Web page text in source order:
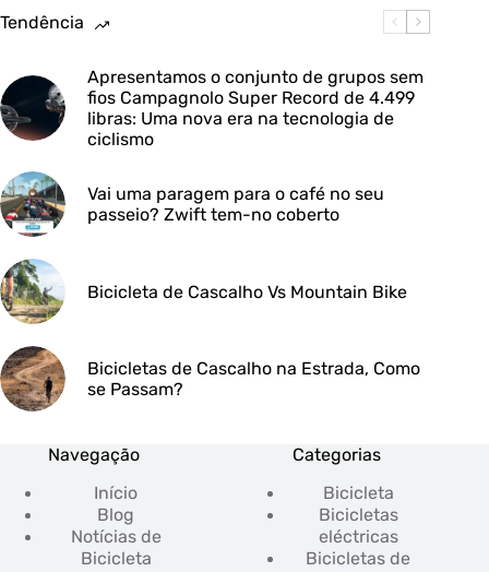
Tendência
Apresentamos o conjunto de grupos sem
fios Campagnolo Super Record de 4.499
libras: Uma nova era na tecnologia de
ciclismo
Vai uma paragem para o café no seu
passeio? Zwift tem-no coberto
Bicicleta de Cascalho Vs Mountain Bike
Bicicletas de Cascalho na Estrada, Como
se Passam?
Navegação
Início
Blog
Notícias de
Bicicleta
Categorias
Bicicleta
Bicicletas
eléctricas
Bicicletas de